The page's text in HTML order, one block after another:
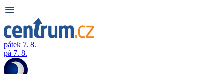
pátek 7. 8.
pá 7. 8.